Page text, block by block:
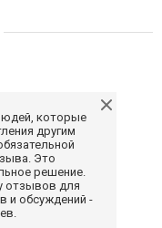
которые
другим
Это
решение.
отзывов для
и обсуждений -